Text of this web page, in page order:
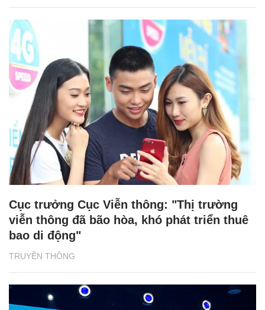
TRUYỀN THÔNG
Cục trưởng Cục Viễn thông: "Thị trường
viễn thông đã bão hòa, khó phát triển thuê
bao di động"